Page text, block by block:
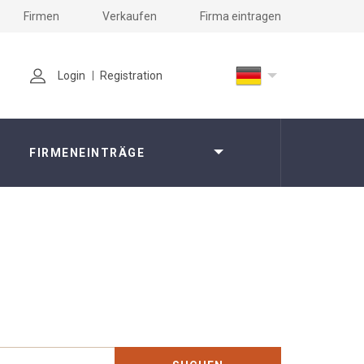
Firmen Verkaufen Firma eintragen
Login Registration
FIRMENEINTRÄGE